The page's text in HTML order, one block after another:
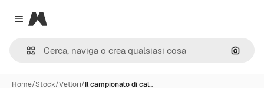
Close menu
Magnific
Cerca
Home/Stock/Vettori/Il campionato di cal…